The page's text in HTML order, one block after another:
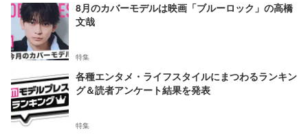
8月のカバーモデルは映画「ブルーロック」の高橋
文哉
特集
各種エンタメ・ライフスタイルにまつわるランキン
グ＆読者アンケート結果を発表
特集